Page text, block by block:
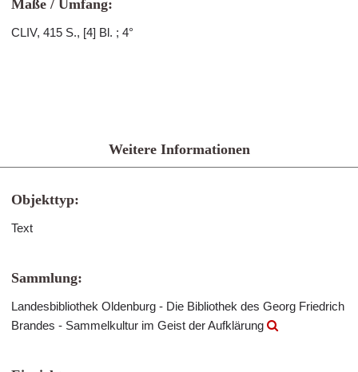
Maße / Umfang:
CLIV, 415 S., [4] Bl. ; 4°
Weitere Informationen
Objekttyp:
Text
Sammlung:
Landesbibliothek Oldenburg - Die Bibliothek des Georg Friedrich
Brandes - Sammelkultur im Geist der Aufklärung